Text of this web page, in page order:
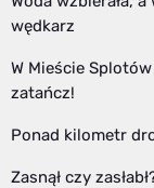
wędkarz
W Mieście
zatańcz!
Ponad kilometr
Zasnął czy